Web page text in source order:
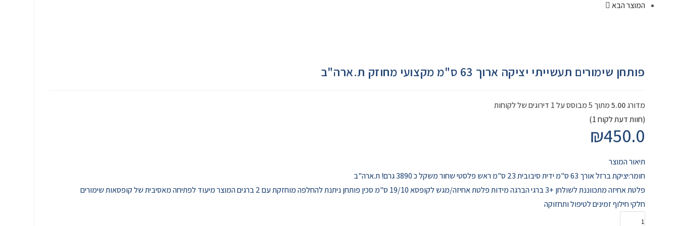
המוצר הבא
פותחן שימורים תעשייתי יציקה ארוך 63 ס"מ מקצועי מחוזק ת.ארה"ב
מדורג5.00מתוך 5 מבוסס על 1 דירוגים של לקוחות
(חוות דעת לקוח1
)
₪450.0
תיאור המוצר
חומר:יציקת ברזל אורך 63 ס"מ ידית סיבובית 23 ס"מ ראש פלסטי שחור משקל כ 3890 גרם! ת.ארה"ב
פלטת אחיזה מתכווננת לשולחן +3 ברגי הברגה מידות פלטת אחיזה/מגש לקופסא 19/10 ס"מ סכין פותחן ניתנת להחלפה מוחזקת עם 2 ברגים המוצר מיעוד לפתיחה מאסיבית של קופסאות שימורים
חלקי חילוף זמינים לטיפול ותחזוקה